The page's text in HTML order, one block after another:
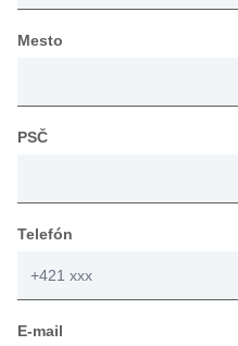
Mesto
PSČ
Telefón
E-mail